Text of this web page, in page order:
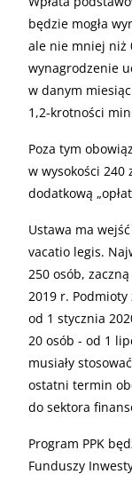
będzie mogła
ale nie mniej niż
wynagrodzenie
w danym
1,2-krotności
Poza tym
w wysokości 240
dodatkową
Ustawa ma
vacatio legis.
250 osób,
2019 r.
od 1 stycznia
20 osób - od 1
musiały
ostatni termin
do sektora
Program PPK
Funduszy